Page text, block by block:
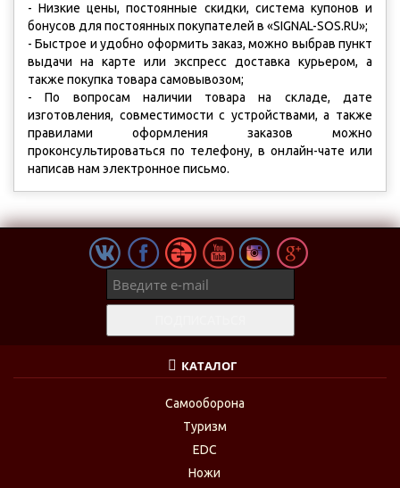
- Низкие цены, постоянные скидки, система купонов и
бонусов для постоянных покупателей в «SIGNAL-SOS.RU»;
- Быстрое и удобно оформить заказ, можно выбрав пункт
выдачи на карте или экспресс доставка курьером, а
также покупка товара самовывозом;
- По вопросам наличии товара на складе, дате
изготовления, совместимости с устройствами, а также
правилами оформления заказов можно
проконсультироваться по телефону, в онлайн-чате или
написав нам электронное письмо.
КАТАЛОГ
Самооборона
Туризм
EDC
Ножи